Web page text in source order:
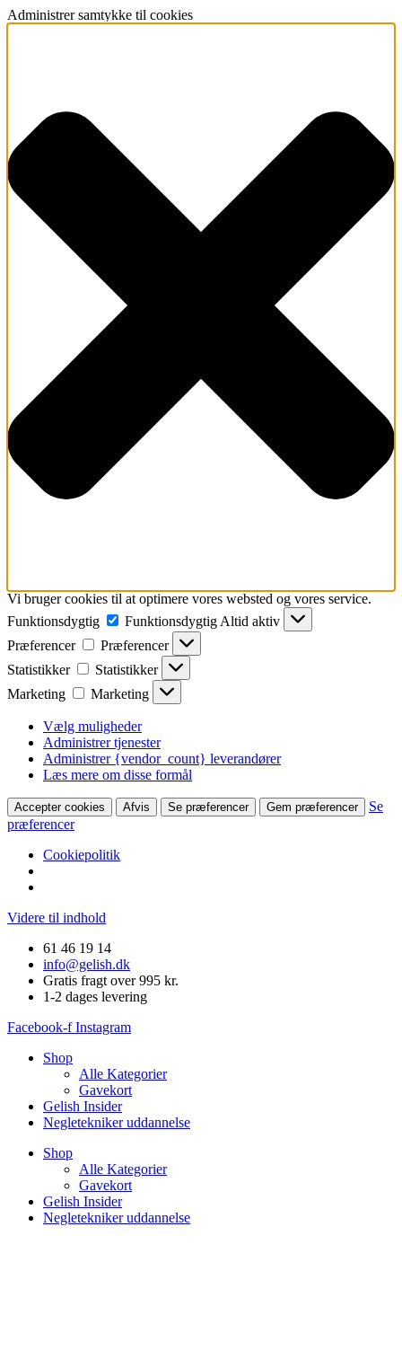
Administrer samtykke til cookies
Vi bruger cookies til at optimere vores websted og vores service.
Funktionsdygtig
Funktionsdygtig Altid aktiv
Præferencer
Præferencer
Statistikker
Statistikker
Marketing
Marketing
Vælg muligheder
Administrer tjenester
Administrer {vendor_count} leverandører
Læs mere om disse formål
Accepter cookies Afvis Se præferencer Gem præferencer
Se
præferencer
Cookiepolitik
Videre til indhold
61 46 19 14
info@gelish.dk
Gratis fragt over 995 kr.
1-2 dages levering
Facebook-f Instagram
Shop
Alle Kategorier
Gavekort
Gelish Insider
Negletekniker uddannelse
Shop
Alle Kategorier
Gavekort
Gelish Insider
Negletekniker uddannelse